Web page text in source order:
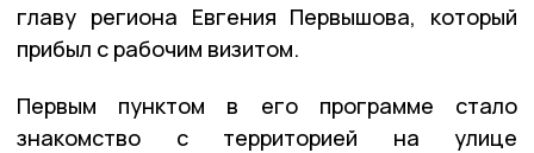
главу региона Евгения Первышова, который
прибыл с рабочим визитом.
Первым пунктом в его программе стало
знакомство с территорией на улице